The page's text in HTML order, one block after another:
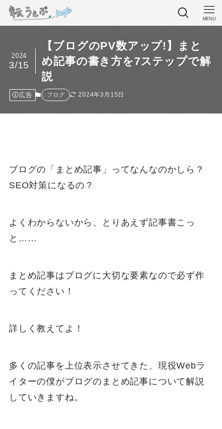
MENU
【ブログのPV数アップ!】まと
め記事の書き方を7ステップで解
説
2024
3/15
広告 ブログ 2024年3月15日
ブログの「まとめ記事」ってなんなのかしら？
SEO対策になるの？
よくわからないから、とりあえず記事書こっ
と……
まとめ記事はブログに大切な要素なので必ず作
ってください！
詳しく教えてよ！
多くの記事を上位表示させてきた、現役Webラ
イターの僕がブログのまとめ記事について解説
していきますね。